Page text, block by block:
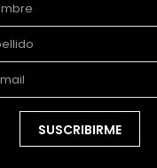
SUSCRIBIRME